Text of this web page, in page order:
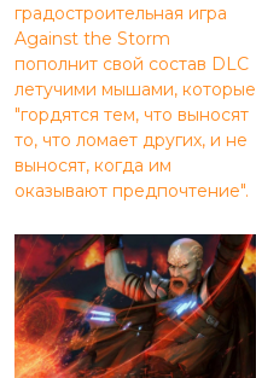
градостроительная игра
Against the Storm
пополнит свой состав DLC
летучими мышами, которые
"гордятся тем, что выносят
то, что ломает других, и не
выносят, когда им
оказывают предпочтение".